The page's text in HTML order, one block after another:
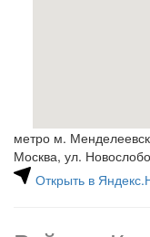
метро м.
Москва, ул.
Открыть в